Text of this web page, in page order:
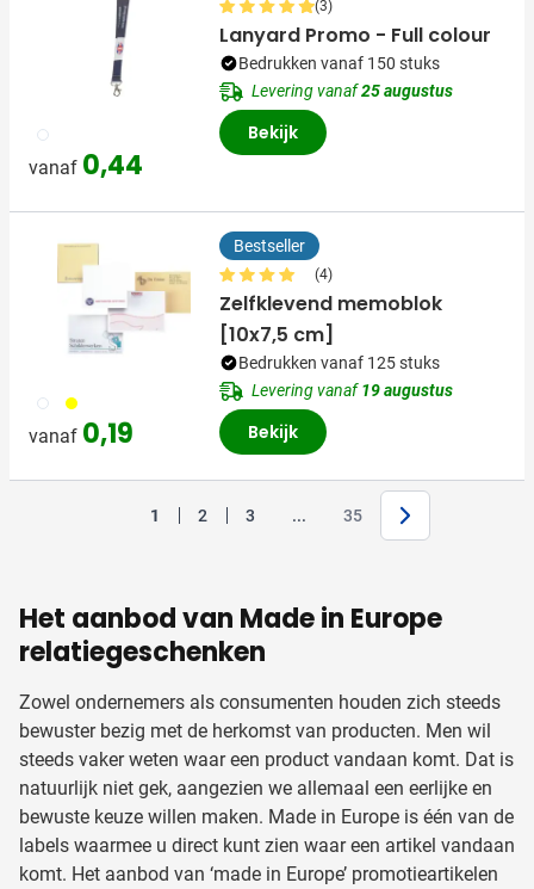
009
vanaf 0,44
(3)
Lanyard Promo - Full colour
Bedrukken vanaf 150 stuks
Levering vanaf25 augustus
Bekijk
002 006
vanaf 0,19
Bestseller
(4)
Zelfklevend memoblok
[10x7,5 cm]
Bedrukken vanaf 125 stuks
Levering vanaf19 augustus
Bekijk
U lees momenteel pagina
1 Pagina
2 Pagina
3 Jump forward
... Pagina
35 Volgende
Het aanbod van Made in Europe
relatiegeschenken
Zowel ondernemers als consumenten houden zich steeds
bewuster bezig met de herkomst van producten. Men wil
steeds vaker weten waar een product vandaan komt. Dat is
natuurlijk niet gek, aangezien we allemaal een eerlijke en
bewuste keuze willen maken. Made in Europe is één van de
labels waarmee u direct kunt zien waar een artikel vandaan
komt. Het aanbod van ‘made in Europe’ promotieartikelen